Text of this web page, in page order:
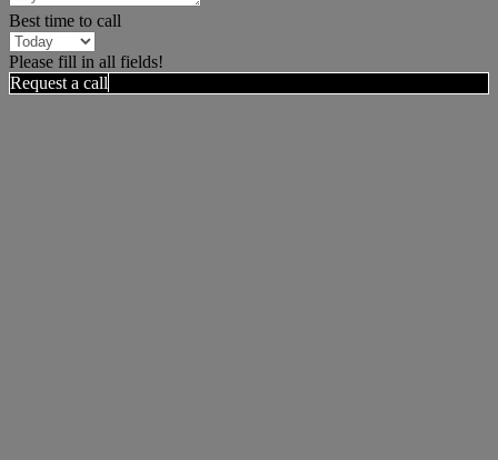
Best time to call
Please fill in all fields!
Request a call